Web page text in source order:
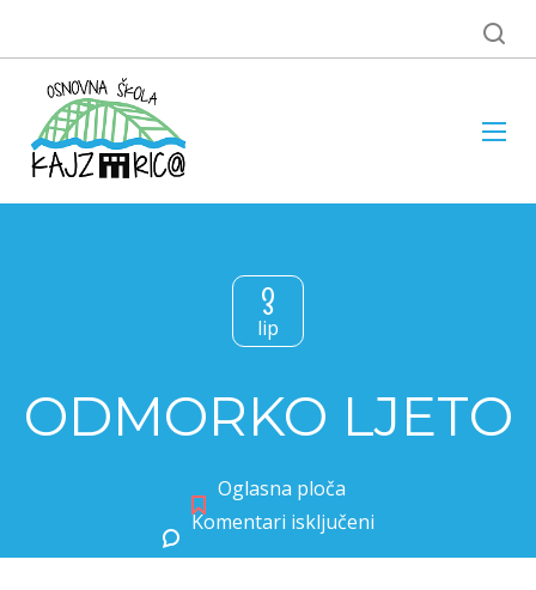
3
lip
ODMORKO LJETO
Oglasna ploča
Komentari isključeni